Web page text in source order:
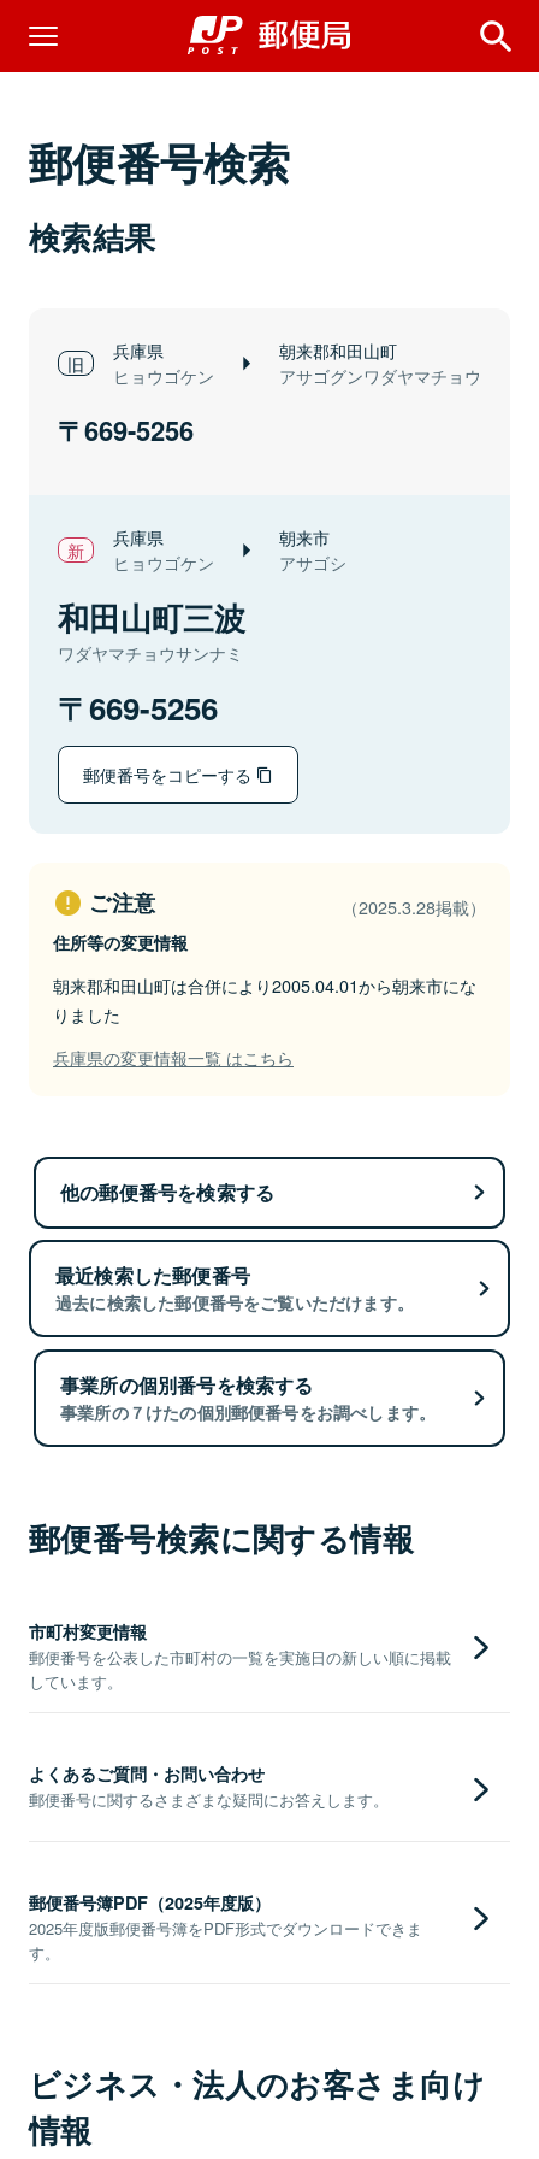
郵便番号検索
検索結果
兵庫県
ヒョウゴケン
朝来郡和田山町
アサゴグンワダヤマチョウ
669-5256
兵庫県
ヒョウゴケン
朝来市
アサゴシ
和田山町三波
ワダヤマチョウサンナミ
669-5256
郵便番号をコピーする
ご注意 （2025.3.28掲載）
住所等の変更情報
朝来郡和田山町は合併により2005.04.01から朝来市にな
りました
兵庫県の変更情報一覧 はこちら
他の郵便番号を検索する
最近検索した郵便番号
過去に検索した郵便番号をご覧いただけます。
事業所の個別番号を検索する
事業所の７けたの個別郵便番号をお調べします。
郵便番号検索に関する情報
市町村変更情報
郵便番号を公表した市町村の一覧を実施日の新しい順に掲載
しています。
よくあるご質問・お問い合わせ
郵便番号に関するさまざまな疑問にお答えします。
郵便番号簿PDF（2025年度版）
2025年度版郵便番号簿をPDF形式でダウンロードできま
す。
ビジネス・法人のお客さま向け
情報